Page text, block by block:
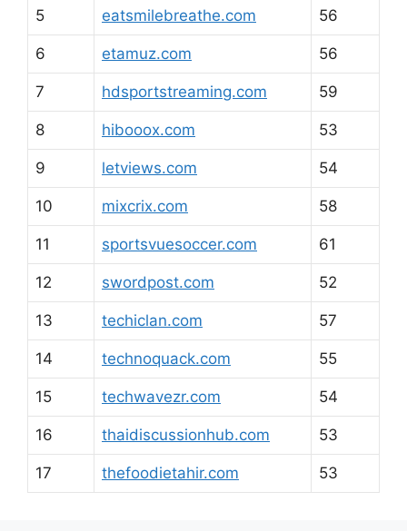
5 eatsmilebreathe.com 56
6 etamuz.com 56
7 hdsportstreaming.com 59
8 hibooox.com 53
9 letviews.com 54
10 mixcrix.com 58
11 sportsvuesoccer.com 61
12 swordpost.com 52
13 techiclan.com 57
14 technoquack.com 55
15 techwavezr.com 54
16 thaidiscussionhub.com 53
17 thefoodietahir.com 53